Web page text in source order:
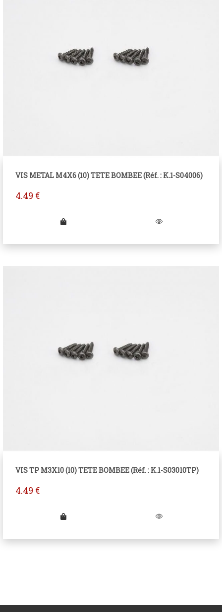
VIS METAL M4X6 (10) TETE BOMBEE (Réf. : K.1-S04006)
4.49 €
VIS TP M3X10 (10) TETE BOMBEE (Réf. : K.1-S03010TP)
4.49 €